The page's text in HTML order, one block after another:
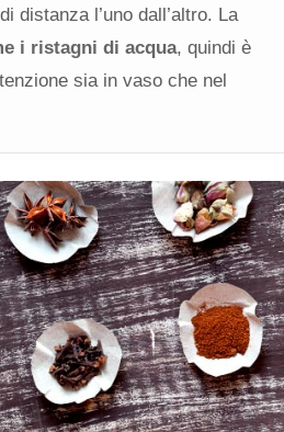
distanza l’uno dall’altro. La
i ristagni di acqua, quindi è
sia in vaso che nel